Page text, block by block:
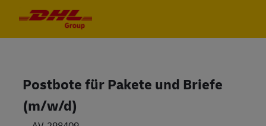
Postbote für Pakete und Briefe
(m/w/d)